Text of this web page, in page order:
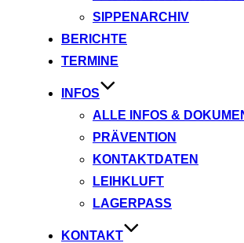
SIPPENARCHIV
BERICHTE
TERMINE
INFOS
ALLE INFOS &
PRÄVENTION
KONTAKTDATEN
LEIHKLUFT
LAGERPASS
KONTAKT